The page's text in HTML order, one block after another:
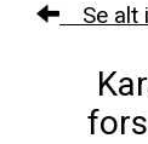
Se alt